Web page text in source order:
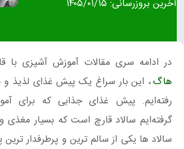
آخرین بروزرسانی: ۱۴۰۵/۰۱/۱۵
در ادامه سری مقالات آموزش آشپزی با
هاگ، این بار سراغ یک پیش غذای لذیذ و
رفته‌ایم. پیش غذای جذابی که برای
گرفته‌ایم سالاد قارچ است که بسیار
سالاد ها یکی از سالم ترین و پرطرفدار